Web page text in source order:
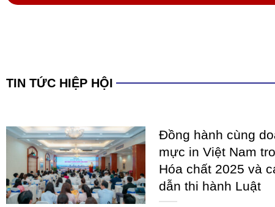
TIN TỨC HIỆP HỘI
Đồng hành cùng
mực in Việt Nam
Hóa chất 2025 và
dẫn thi hành Luật